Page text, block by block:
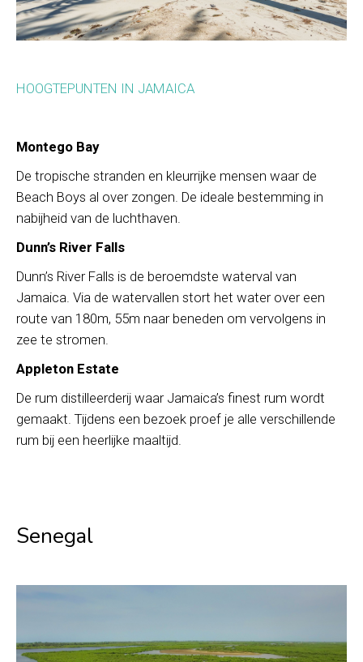
HOOGTEPUNTEN IN JAMAICA
Montego Bay
De tropische stranden en kleurrijke mensen waar de
Beach Boys al over zongen. De ideale bestemming in
nabijheid van de luchthaven.
Dunn’s River Falls
Dunn’s River Falls is de beroemdste waterval van
Jamaica. Via de watervallen stort het water over een
route van 180m, 55m naar beneden om vervolgens in
zee te stromen.
Appleton Estate
De rum distilleerderij waar Jamaica’s finest rum wordt
gemaakt. Tijdens een bezoek proef je alle verschillende
rum bij een heerlijke maaltijd.
Senegal